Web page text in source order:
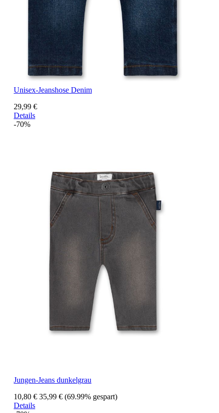
Unisex-Jeanshose Denim
29,99 €
Details
-70%
Jungen-Jeans dunkelgrau
10,80 € 35,99 € (69.99% gespart)
Details